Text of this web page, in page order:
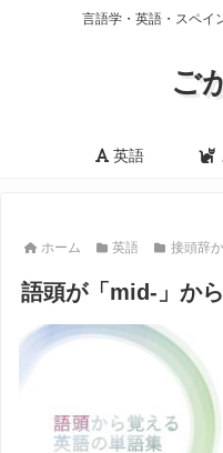
言語学・英語・スペイ
ご
英語
ホーム 英語 接頭辞
語頭が「mid-」か